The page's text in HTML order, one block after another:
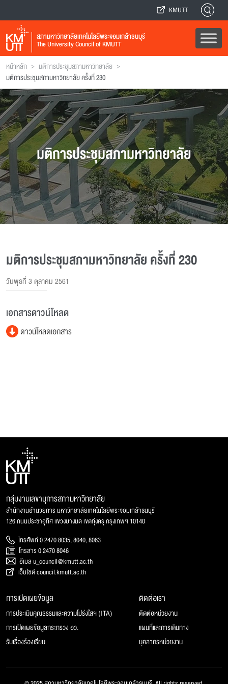
KMUTT
สภามหาวิทยาลัยเทคโนโลยีพระจอมเกล้าธนบุรี
The University Council of KMUTT
หน้าหลัก > มติการประชุมสภามหาวิทยาลัย >
มติการประชุมสภามหาวิทยาลัย ครั้งที่ 230
มติการประชุมสภามหาวิทยาลัย
มติการประชุมสภามหาวิทยาลัย ครั้งที่ 230
วันพุธที่ 3 ตุลาคม 2561
เอกสารดาวน์โหลด
ดาวน์โหลดเอกสาร
กลุ่มงานเลขานุการสภามหาวิทยาลัย
สำนักงานอำนวยการ มหาวิทยาลัยเทคโนโลยีพระจอมเกล้าธนบุรี
126 ถนนประชาอุทิศ แขวงบางมด เขตทุ่งครุ กรุงเทพฯ 10140
โทรศัพท์ 0 2470 8035, 8040, 8063
โทรสาร 0 2470 8046
อีเมล u_council@kmutt.ac.th
เว็บไซต์ council.kmutt.ac.th
การเปิดเผยข้อมูล
การประเมินคุณธรรมและความโปร่งใสฯ (ITA)
การเปิดเผยข้อมูลกระทรวง อว.
รับเรื่องร้องเรียน
ติดต่อเรา
ติดต่อหน่วยงาน
แผนที่และการเดินทาง
บุคลากรหน่วยงาน